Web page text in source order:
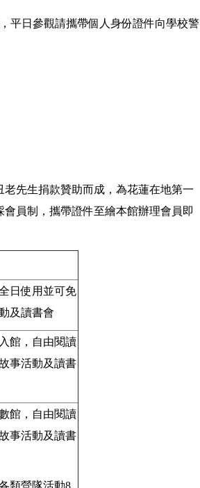
平日參觀請攜帶個人身份證件向學校警
先生捐款贊助而成，為花蓮在地第一
員制，攜帶證件至繪本館辦理會員即
日使用並可免
及讀書會
館，自由閱讀
事活動及讀書
館，自由閱讀
事活動及讀書